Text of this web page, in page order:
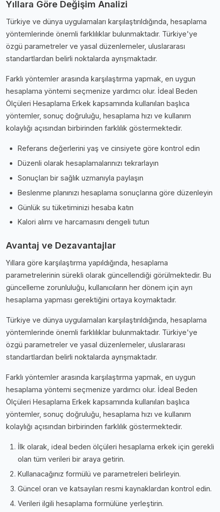
Yıllara Göre Değişim Analizi
Türkiye ve dünya uygulamaları karşılaştırıldığında, hesaplama
yöntemlerinde önemli farklılıklar bulunmaktadır. Türkiye'ye
özgü parametreler ve yasal düzenlemeler, uluslararası
standartlardan belirli noktalarda ayrışmaktadır.
Farklı yöntemler arasında karşılaştırma yapmak, en uygun
hesaplama yöntemi seçmenize yardımcı olur. İdeal Beden
Ölçüleri Hesaplama Erkek kapsamında kullanılan başlıca
yöntemler, sonuç doğruluğu, hesaplama hızı ve kullanım
kolaylığı açısından birbirinden farklılık göstermektedir.
Referans değerlerini yaş ve cinsiyete göre kontrol edin
Düzenli olarak hesaplamalarınızı tekrarlayın
Sonuçları bir sağlık uzmanıyla paylaşın
Beslenme planınızı hesaplama sonuçlarına göre düzenleyin
Günlük su tüketiminizi hesaba katın
Kalori alımı ve harcamasını dengeli tutun
Avantaj ve Dezavantajlar
Yıllara göre karşılaştırma yapıldığında, hesaplama
parametrelerinin sürekli olarak güncellendiği görülmektedir. Bu
güncelleme zorunluluğu, kullanıcıların her dönem için ayrı
hesaplama yapması gerektiğini ortaya koymaktadır.
Türkiye ve dünya uygulamaları karşılaştırıldığında, hesaplama
yöntemlerinde önemli farklılıklar bulunmaktadır. Türkiye'ye
özgü parametreler ve yasal düzenlemeler, uluslararası
standartlardan belirli noktalarda ayrışmaktadır.
Farklı yöntemler arasında karşılaştırma yapmak, en uygun
hesaplama yöntemi seçmenize yardımcı olur. İdeal Beden
Ölçüleri Hesaplama Erkek kapsamında kullanılan başlıca
yöntemler, sonuç doğruluğu, hesaplama hızı ve kullanım
kolaylığı açısından birbirinden farklılık göstermektedir.
İlk olarak, i̇deal beden ölçüleri hesaplama erkek için gerekli
olan tüm verileri bir araya getirin.
Kullanacağınız formülü ve parametreleri belirleyin.
Güncel oran ve katsayıları resmi kaynaklardan kontrol edin.
Verileri ilgili hesaplama formülüne yerleştirin.